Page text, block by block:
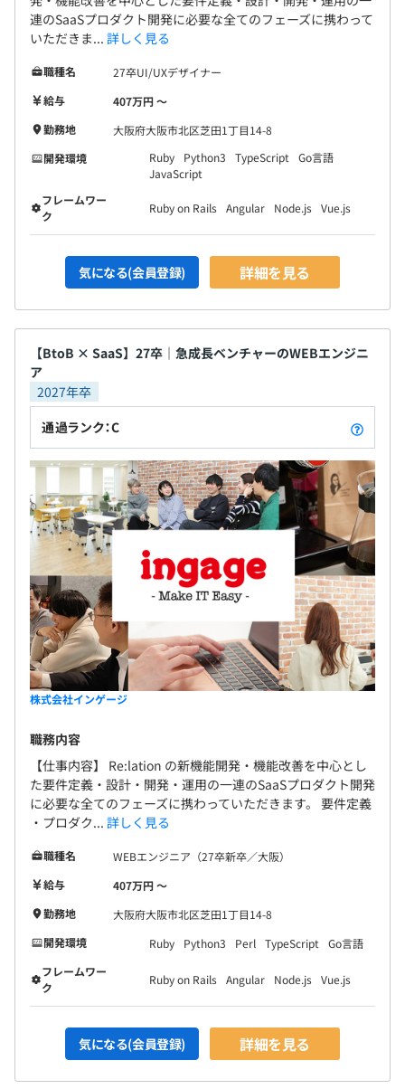
・インフラ：AWS（ALB、ECS、Amazon Aurora、S3、
SQS、Lambda、ElastiCache、OpenSearch、
CodePipeline...）、Terraform
▼使用ツール
・Biz基盤：Google Analytics
・リポジトリ管理：GitHub
・CI／CD：GitHub Actions、AWS CodePipeline
・開発環境：Docker、Docker Compose
・監視：Datadog
・コミュニケーション：Slack、Google Meet
・タスク管理：Asana
・半期ごとの目標設定、振り返りによる評価をおこなって
います。
・上司と隔週で1on1の時間を設けています。
・エンジニアは、スペシャリストとマネジメントの2パタ
ーンのキャリアが用意されています。
▼職能横断で構成されています。
プロダクトマネージャー・デザイナー・ソフトウェアエン
ジニア・機械学習エンジニアが所属しています。
スクラムによるアジャイル開発手法を用いて、機能ごとに
1〜2名で開発を担当します。
連のSaaSプロダクト開発に必要な全てのフェーズに携わって
いただきま... 詳しく見る
職種名
27卒UI/UXデザイナー
給与
407万円 〜
勤務地
大阪府大阪市北区芝田1丁目14-8
開発環境
Ruby Python3 TypeScript
Go言語
JavaScript
フレームワー
ク
Ruby on Rails Angular Node.js Vue.js
気になる(会員登録) 詳細を見る
【BtoB × SaaS】27卒｜急成長ベンチャーのWEBエンジニ
ア
2027年卒
通過ランク：C
株式会社インゲージ
職務内容
【仕事内容】 Re:lation の新機能開発・機能改善を中心とし
た要件定義・設計・開発・運用の一連のSaaSプロダクト開発
に必要な全てのフェーズに携わっていただきます。 要件定義
・プロダク... 詳しく見る
職種名
WEBエンジニア（27卒新卒／大阪）
給与
407万円 〜
勤務地
大阪府大阪市北区芝田1丁目14-8
開発環境
Ruby Python3 Perl TypeScript
Go言語
フレームワー
ク
Ruby on Rails Angular Node.js Vue.js
気になる(会員登録) 詳細を見る